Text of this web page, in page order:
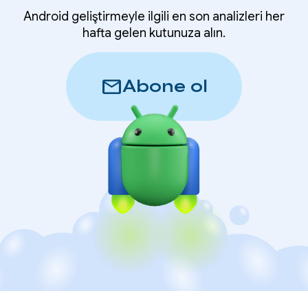
Android geliştirmeyle ilgili en son analizleri her
hafta gelen kutunuza alın.
mailAbone ol